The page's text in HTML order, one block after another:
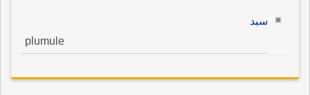
سبد
plumule